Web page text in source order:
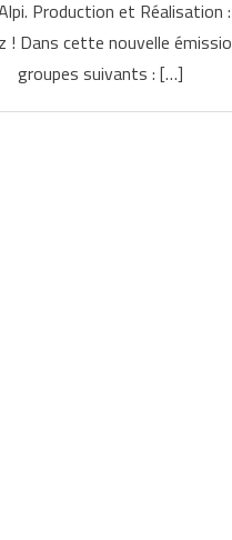
Production et
Dans cette nouvelle
groupes suivants : […]